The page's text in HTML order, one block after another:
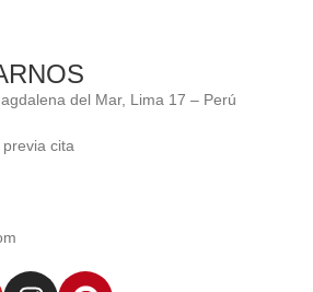
del Mar, Lima 17 – Perú
cita